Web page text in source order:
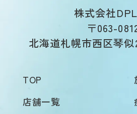
株式会社
〒063-
北海道札幌市西区琴似
TOP
店舗一覧